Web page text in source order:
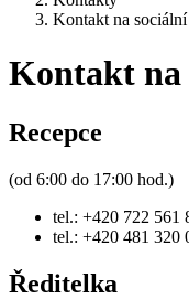
Kontakt na
Kontakt na
Recepce
(od 6:00 do 17:00 hod.)
tel.: +420 722 561
tel.: +420 481 320
Ředitelka